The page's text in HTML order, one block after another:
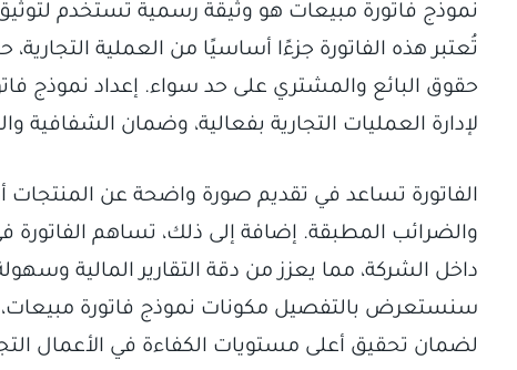
نموذج فاتورة مبيعات هو وثيقة رسمية تُستخدم
تُعتبر هذه الفاتورة جزءًا أساسيًا من العملية
حقوق البائع والمشتري على حد سواء. إعداد نموذج
لإدارة العمليات التجارية بفعالية، وضمان الشفافية
الفاتورة تساعد في تقديم صورة واضحة عن المنتجات أو
والضرائب المطبقة. إضافة إلى ذلك، تساهم
داخل الشركة، مما يعزز من دقة التقارير المالية
سنستعرض بالتفصيل مكونات نموذج فاتورة
لضمان تحقيق أعلى مستويات الكفاءة في الأعمال